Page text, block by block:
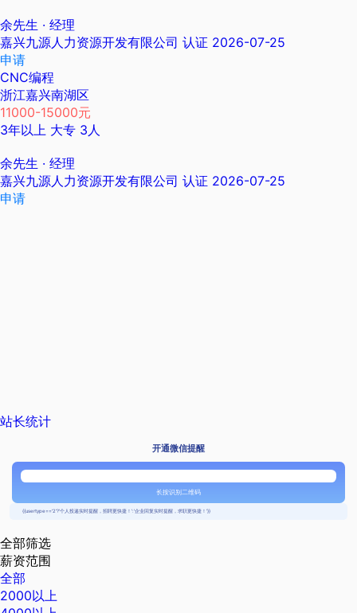
余先生 · 经理
嘉兴九源人力资源开发有限公司 认证 2026-07-25
申请
CNC编程
浙江嘉兴南湖区
11000-15000元
3年以上 大专 3人
余先生 · 经理
嘉兴九源人力资源开发有限公司 认证 2026-07-25
申请
站长统计
开通微信提醒
长按识别二维码
{{usertype=='2'?'个人投递实时提醒，招聘更快捷！':'企业回复实时提醒，求职更快捷！'}}
全部筛选
薪资范围
全部
2000以上